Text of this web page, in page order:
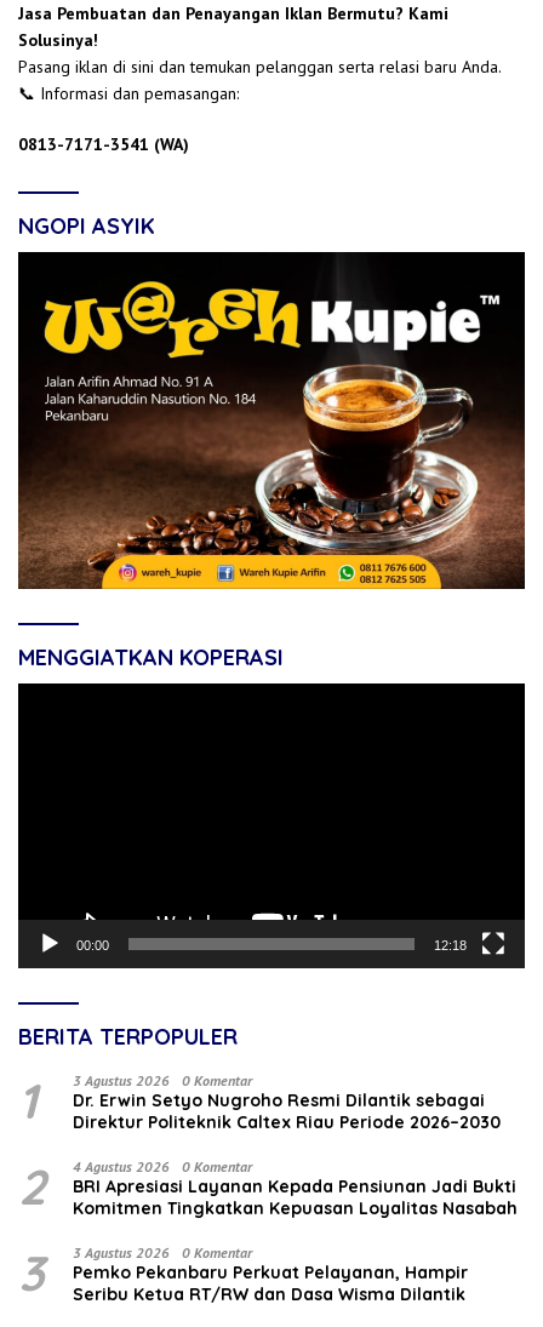
Jasa Pembuatan dan Penayangan Iklan Bermutu? Kami
Solusinya!
Pasang iklan di sini dan temukan pelanggan serta relasi baru Anda.
📞 Informasi dan pemasangan:
0813-7171-3541 (WA)
NGOPI ASYIK
MENGGIATKAN KOPERASI
00:00 12:18
BERITA TERPOPULER
1 3 Agustus 2026 0 Komentar
‎Dr. Erwin Setyo Nugroho Resmi Dilantik sebagai
Direktur Politeknik Caltex Riau Periode 2026–2030
2 4 Agustus 2026 0 Komentar
BRI Apresiasi Layanan Kepada Pensiunan Jadi Bukti
Komitmen Tingkatkan Kepuasan Loyalitas Nasabah
3 3 Agustus 2026 0 Komentar
Pemko Pekanbaru Perkuat Pelayanan, Hampir
Seribu Ketua RT/RW dan Dasa Wisma Dilantik